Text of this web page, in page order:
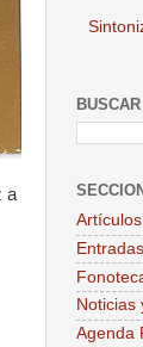
a
Noticias
Agenda